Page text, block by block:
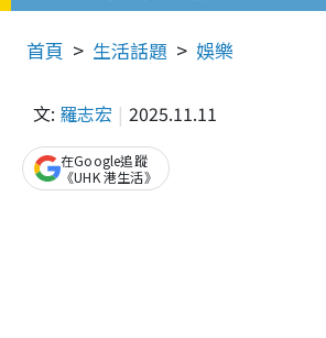
首頁 生活話題 娛樂
文: 羅志宏 2025.11.11
在Google追蹤
《UHK 港生活》